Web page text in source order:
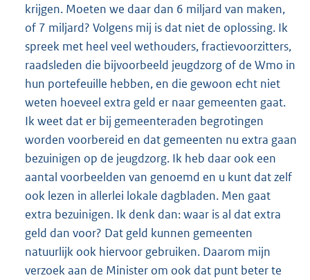
krijgen. Moeten we daar dan 6 miljard van maken,
of 7 miljard? Volgens mij is dat niet de oplossing. Ik
spreek met heel veel wethouders, fractievoorzitters,
raadsleden die bijvoorbeeld jeugdzorg of de Wmo in
hun portefeuille hebben, en die gewoon echt niet
weten hoeveel extra geld er naar gemeenten gaat.
Ik weet dat er bij gemeenteraden begrotingen
worden voorbereid en dat gemeenten nu extra gaan
bezuinigen op de jeugdzorg. Ik heb daar ook een
aantal voorbeelden van genoemd en u kunt dat zelf
ook lezen in allerlei lokale dagbladen. Men gaat
extra bezuinigen. Ik denk dan: waar is al dat extra
geld dan voor? Dat geld kunnen gemeenten
natuurlijk ook hiervoor gebruiken. Daarom mijn
verzoek aan de Minister om ook dat punt beter te